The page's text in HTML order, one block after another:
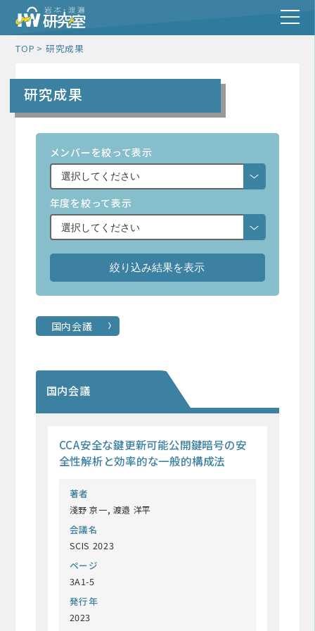
TOP 研究成果
研究成果
メンバーを絞って表示
年度を絞って表示
国内会議
国内会議
CCA安全な鍵更新可能公開鍵暗号の安
全性解析と効率的な一般的構成法
著者
淺野 京一, 渡邉 洋平
会議名
SCIS 2023
ページ
3A1-5
発行年
2023